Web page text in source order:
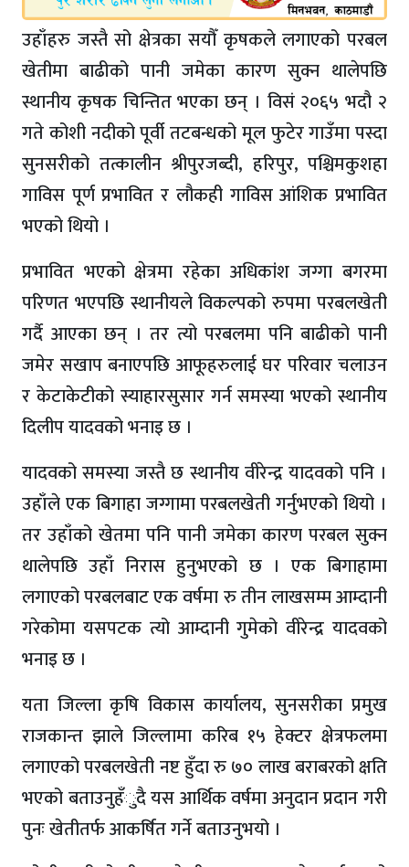
उहाँहरु जस्तै सो क्षेत्रका सयौँ कृषकले लगाएको परबल
खेतीमा बाढीको पानी जमेका कारण सुक्न थालेपछि
स्थानीय कृषक चिन्तित भएका छन् । विसं २०६५ भदौ २
गते कोशी नदीको पूर्वी तटबन्धको मूल फुटेर गाउँमा पस्दा
सुनसरीको तत्कालीन श्रीपुरजब्दी, हरिपुर, पश्चिमकुशहा
गाविस पूर्ण प्रभावित र लौकही गाविस आंशिक प्रभावित
भएको थियो ।
प्रभावित भएको क्षेत्रमा रहेका अधिकांश जग्गा बगरमा
परिणत भएपछि स्थानीयले विकल्पको रुपमा परबलखेती
गर्दै आएका छन् । तर त्यो परबलमा पनि बाढीको पानी
जमेर सखाप बनाएपछि आफूहरुलाई घर परिवार चलाउन
र केटाकेटीको स्याहारसुसार गर्न समस्या भएको स्थानीय
दिलीप यादवको भनाइ छ ।
यादवको समस्या जस्तै छ स्थानीय वीरेन्द्र यादवको पनि ।
उहाँले एक बिगाहा जग्गामा परबलखेती गर्नुभएको थियो ।
तर उहाँको खेतमा पनि पानी जमेका कारण परबल सुक्न
थालेपछि उहाँ निरास हुनुभएको छ । एक बिगाहामा
लगाएको परबलबाट एक वर्षमा रु तीन लाखसम्म आम्दानी
गरेकोमा यसपटक त्यो आम्दानी गुमेको वीरेन्द्र यादवको
भनाइ छ ।
यता जिल्ला कृषि विकास कार्यालय, सुनसरीका प्रमुख
राजकान्त झाले जिल्लामा करिब १५ हेक्टर क्षेत्रफलमा
लगाएको परबलखेती नष्ट हुँदा रु ७० लाख बराबरको क्षति
भएको बताउनुहँुदै यस आर्थिक वर्षमा अनुदान प्रदान गरी
पुनः खेतीतर्फ आकर्षित गर्ने बताउनुभयो ।